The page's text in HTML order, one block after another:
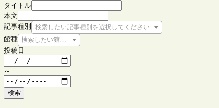
タイトル
本文
記事種別
検索したい記事種別を選択してください
館種 検索したい館種を選択してください
投稿日
～
検索